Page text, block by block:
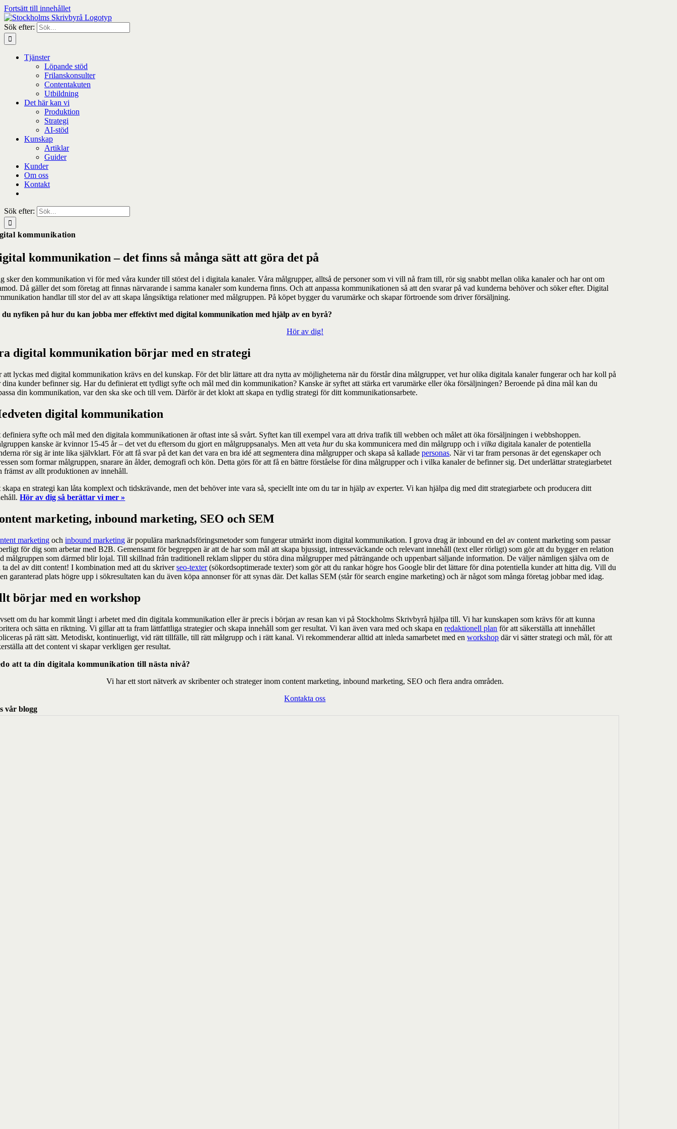
Fortsätt till innehållet
Sök efter:
Tjänster
Löpande stöd
Frilanskonsulter
Contentakuten
Utbildning
Det här kan vi
Produktion
Strategi
AI-stöd
Kunskap
Artiklar
Guider
Kunder
Om oss
Kontakt
Sök efter:
kommunikation
kommunikation – det finns så många sätt att göra det på
sker den kommunikation vi för med våra kunder till störst del i digitala kanaler. Våra målgrupper, alltså de personer som vi vill nå fram till, rör sig snabbt mellan olika kanaler och har ont om
Då gäller det som företag att finnas närvarande i samma kanaler som kunderna finns. Och att anpassa kommunikationen så att den svarar på vad kunderna behöver och söker efter. Digital
handlar till stor del av att skapa långsiktiga relationer med målgruppen. På köpet bygger du varumärke och skapar förtroende som driver försäljning.
nyfiken på hur du kan jobba mer effektivt med digital kommunikation med hjälp av en byrå?
Hör av dig!
digital kommunikation börjar med en strategi
att lyckas med digital kommunikation krävs en del kunskap. För det blir lättare att dra nytta av möjligheterna när du förstår dina målgrupper, vet hur olika digitala kanaler fungerar och har koll på
dina kunder befinner sig. Har du definierat ett tydligt syfte och mål med din kommunikation? Kanske är syftet att stärka ert varumärke eller öka försäljningen? Beroende på dina mål kan du
din kommunikation, var den ska ske och till vem. Därför är det klokt att skapa en tydlig strategi för ditt kommunikationsarbete.
digital kommunikation
definiera syfte och mål med den digitala kommunikationen är oftast inte så svårt. Syftet kan till exempel vara att driva trafik till webben och målet att öka försäljningen i webbshoppen.
kanske är kvinnor 15-45 år – det vet du eftersom du gjort en målgruppsanalys. Men att vetahurdu ska kommunicera med din målgrupp och ivilka digitala kanaler de potentiella
rör sig är inte lika självklart. För att få svar på det kan det vara en bra idé att segmentera dina målgrupper och skapa så kallade personas. När vi tar fram personas är det egenskaper och
som formar målgruppen, snarare än ålder, demografi och kön. Detta görs för att få en bättre förståelse för dina målgrupper och i vilka kanaler de befinner sig. Det underlättar strategiarbetet
främst av allt produktionen av innehåll.
en strategi kan låta komplext och tidskrävande, men det behöver inte vara så, speciellt inte om du tar in hjälp av experter. Vi kan hjälpa dig med ditt strategiarbete och producera ditt
Hör av dig så berättar vi mer »
marketing, inbound marketing, SEO och SEM
marketing och inbound marketing är populära marknadsföringsmetoder som fungerar utmärkt inom digital kommunikation. I grova drag är inbound en del av content marketing som passar
för dig som arbetar med B2B. Gemensamt för begreppen är att de har som mål att skapa bjussigt, intresseväckande och relevant innehåll (text eller rörligt) som gör att du bygger en relation
målgruppen som därmed blir lojal. Till skillnad från traditionell reklam slipper du störa dina målgrupper med påträngande och uppenbart säljande information. De väljer nämligen själva om de
del av ditt content! I kombination med att du skriverseo-texter(sökordsoptimerade texter) som gör att du rankar högre hos Google blir det lättare för dina potentiella kunder att hitta dig. Vill du
garanterad plats högre upp i sökresultaten kan du även köpa annonser för att synas där. Det kallas SEM (står för search engine marketing) och är något som många företag jobbar med idag.
börjar med en workshop
om du har kommit långt i arbetet med din digitala kommunikation eller är precis i början av resan kan vi på Stockholms Skrivbyrå hjälpa till. Vi har kunskapen som krävs för att kunna
och sätta en riktning. Vi gillar att ta fram lättfattliga strategier och skapa innehåll som ger resultat. Vi kan även vara med och skapa en redaktionell plan för att säkerställa att innehållet
på rätt sätt. Metodiskt, kontinuerligt, vid rätt tillfälle, till rätt målgrupp och i rätt kanal. Vi rekommenderar alltid att inleda samarbetet med enworkshop där vi sätter strategi och mål, för att
att det content vi skapar verkligen ger resultat.
att ta din digitala kommunikation till nästa nivå?
Vi har ett stort nätverk av skribenter och strateger inom content marketing, inbound marketing, SEO och flera andra områden.
Kontakta oss
vår blogg